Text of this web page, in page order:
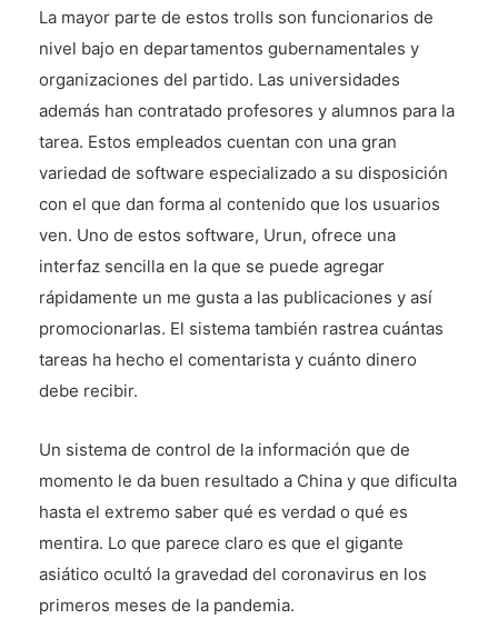
La mayor parte de estos trolls son funcionarios de
nivel bajo en departamentos gubernamentales y
organizaciones del partido. Las universidades
además han contratado profesores y alumnos para la
tarea. Estos empleados cuentan con una gran
variedad de software especializado a su disposición
con el que dan forma al contenido que los usuarios
ven. Uno de estos software, Urun, ofrece una
interfaz sencilla en la que se puede agregar
rápidamente un me gusta a las publicaciones y así
promocionarlas. El sistema también rastrea cuántas
tareas ha hecho el comentarista y cuánto dinero
debe recibir.
Un sistema de control de la información que de
momento le da buen resultado a China y que dificulta
hasta el extremo saber qué es verdad o qué es
mentira. Lo que parece claro es que el gigante
asiático ocultó la gravedad del coronavirus en los
primeros meses de la pandemia.